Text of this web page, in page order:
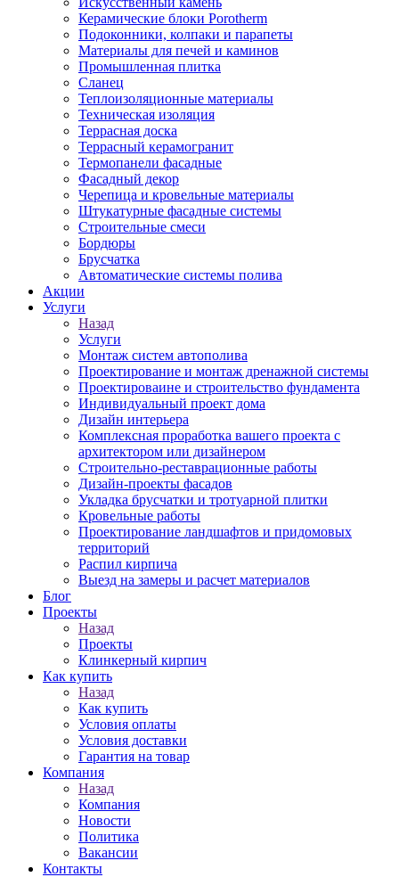
Керамические блоки Porotherm
Подоконники, колпаки и парапеты
Материалы для печей и каминов
Промышленная плитка
Сланец
Теплоизоляционные материалы
Техническая изоляция
Террасная доска
Террасный керамогранит
Термопанели фасадные
Фасадный декор
Черепица и кровельные материалы
Штукатурные фасадные системы
Строительные смеси
Бордюры
Брусчатка
Автоматические системы полива
Акции
Услуги
Назад
Услуги
Монтаж систем автополива
Проектирование и монтаж дренажной системы
Проектироваине и строительство фундамента
Индивидуальный проект дома
Дизайн интерьера
Комплексная проработка вашего проекта с
архитектором или дизайнером
Строительно-реставрационные работы
Дизайн-проекты фасадов
Укладка брусчатки и тротуарной плитки
Кровельные работы
Проектирование ландшафтов и придомовых
территорий
Распил кирпича
Выезд на замеры и расчет материалов
Блог
Проекты
Назад
Проекты
Клинкерный кирпич
Как купить
Назад
Как купить
Условия оплаты
Условия доставки
Гарантия на товар
Компания
Назад
Компания
Новости
Политика
Вакансии
Контакты